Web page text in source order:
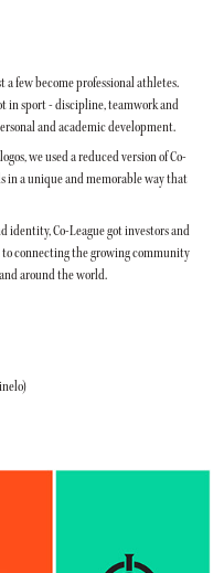
few become professional athletes.
in sport - discipline, teamwork and
and academic development.
we used a reduced version of Co-
in a unique and memorable way that
identity, Co-League got investors and
to connecting the growing community
around the world.